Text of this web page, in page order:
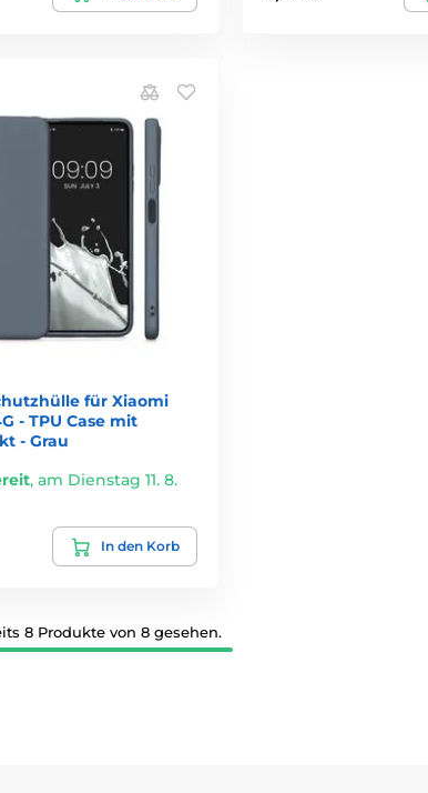
für Xiaomi
- TPU Case mit
- Grau
, am Dienstag 11. 8.
In den Korb
8 Produkte von 8 gesehen.